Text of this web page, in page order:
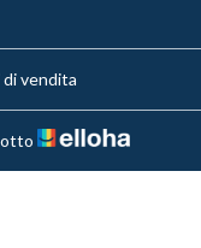
vendita